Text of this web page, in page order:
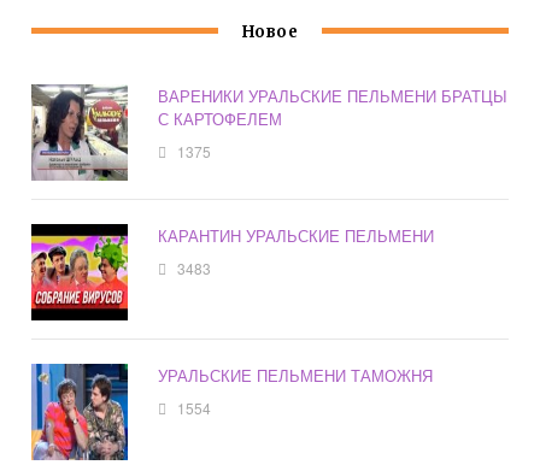
Новое
ВАРЕНИКИ УРАЛЬСКИЕ ПЕЛЬМЕНИ БРАТЦЫ
С КАРТОФЕЛЕМ
1375
КАРАНТИН УРАЛЬСКИЕ ПЕЛЬМЕНИ
3483
УРАЛЬСКИЕ ПЕЛЬМЕНИ ТАМОЖНЯ
1554